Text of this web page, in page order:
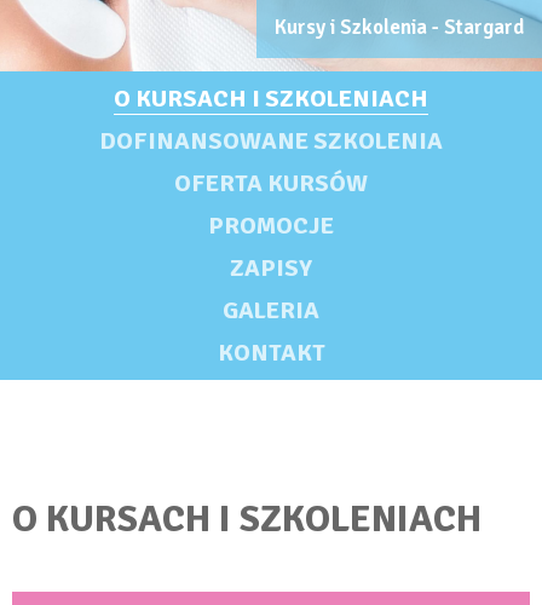
OG Szkoła Nazwa
Kursy i Szkolenia - Stargard
O KURSACH I SZKOLENIACH
DOFINANSOWANE SZKOLENIA
OFERTA KURSÓW
PROMOCJE
ZAPISY
GALERIA
KONTAKT
O KURSACH I SZKOLENIACH